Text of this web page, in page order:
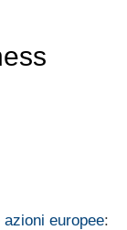
europee: